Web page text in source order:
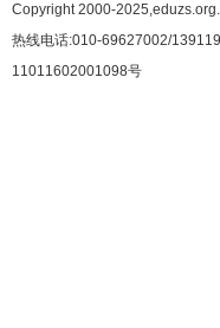
Copyright 2000-
热线电话:010-69627002/
11011602001098号